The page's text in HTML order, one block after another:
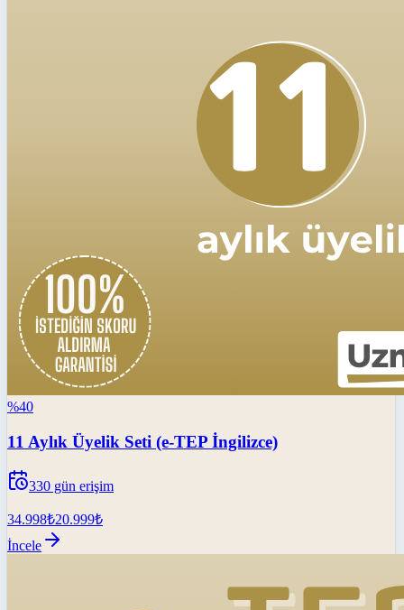
%40
11 Aylık Üyelik Seti (e-TEP İngilizce)
330 gün erişim
34.998₺20.999₺
İncele